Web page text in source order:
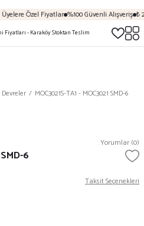
Özel Fiyatlar %100 Güvenli Alışveriş ₺
MOC3021S-TA1 - MOC3021 SMD-6
Yorumlar (0)
6
Taksit Seçenekleri